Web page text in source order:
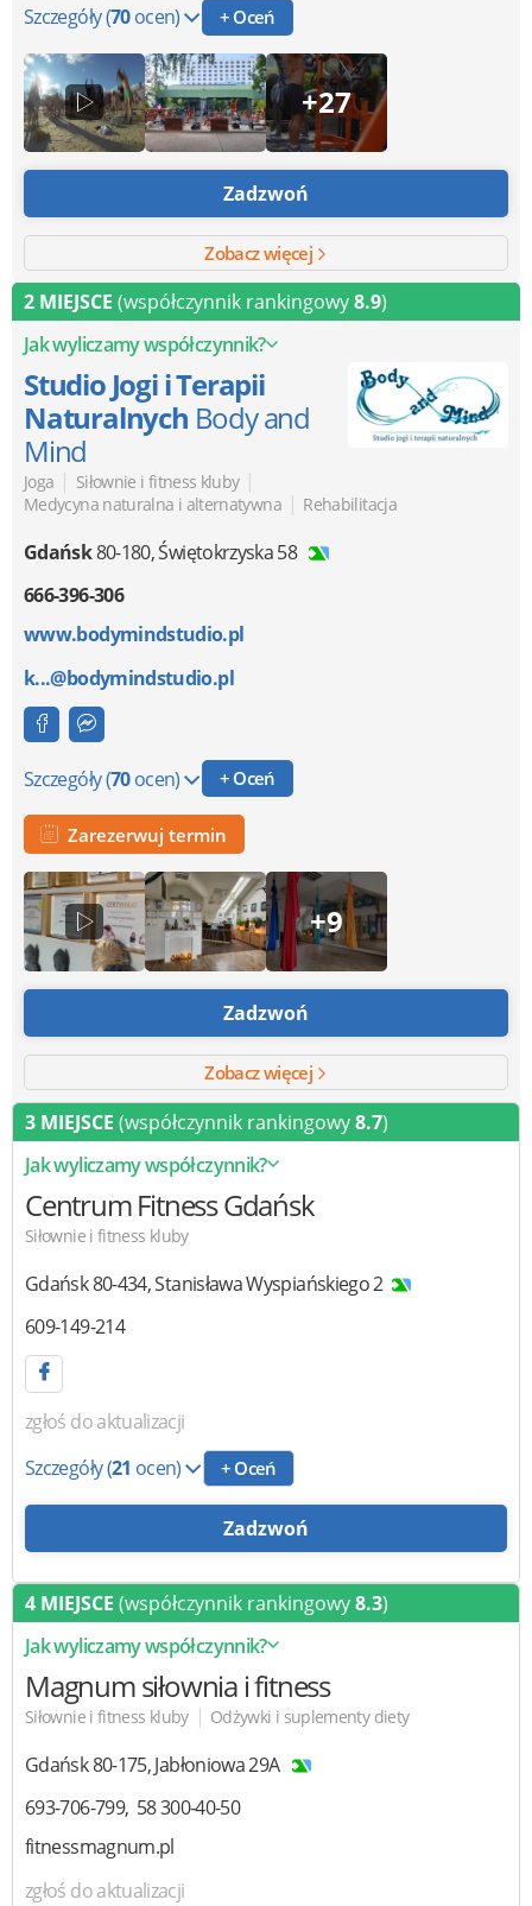
Szczegóły(70ocen) + Oceń
+27
Zadzwoń
Zobacz więcej
2 MIEJSCE (współczynnik rankingowy8.9)
Jak wyliczamy współczynnik?
Studio Jogi i Terapii
Naturalnych Body and
Mind
Joga | Siłownie i fitness kluby |
Medycyna naturalna i alternatywna | Rehabilitacja
Gdańsk80-180,Świętokrzyska 58
666-396-306
www.bodymindstudio.pl
k...@bodymindstudio.pl
Szczegóły(70ocen) + Oceń
Zarezerwuj termin
+9
Zadzwoń
Zobacz więcej
3 MIEJSCE (współczynnik rankingowy8.7)
Jak wyliczamy współczynnik?
Centrum Fitness Gdańsk
Siłownie i fitness kluby
Gdańsk80-434,Stanisława Wyspiańskiego 2
609-149-214
zgłoś do aktualizacji
Szczegóły(21 ocen) + Oceń
Zadzwoń
4 MIEJSCE (współczynnik rankingowy8.3)
Jak wyliczamy współczynnik?
Magnumsiłownia i fitness
Siłownie i fitness kluby | Odżywki i suplementy diety
Gdańsk80-175,Jabłoniowa 29A
693-706-799 58 300-40-50
fitnessmagnum.pl
zgłoś do aktualizacji